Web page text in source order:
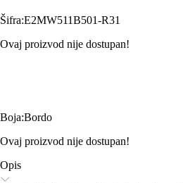
Šifra:E2MW511B501-R31
Ovaj proizvod nije dostupan!
Boja:Bordo
Ovaj proizvod nije dostupan!
Opis